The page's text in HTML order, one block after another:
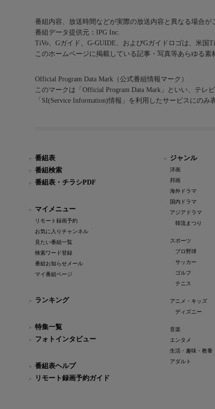
番組内容、放送時間などが実際の放送内容と異なる場合が
番組データ提供元：IPG Inc.
TiVo、Gガイド、G-GUIDE、およびGガイドロゴは、米国
このホームページに掲載している記事・写真等あらゆる素
Official Program Data Mark（公式番組情報マーク）
このマークは「Official Program Data Mark」といい、テレ
「SI(Service Information)情報」を利用したサービスにのみ
番組表
番組検索
番組表・チラシPDF
マイメニュー
リモート録画予約
お気に入りチャンネル
見たい番組一覧
検索ワード登録
番組お知らせメール
マイ番組ページ
ランキング
特集一覧
フォトインタビュー
番組表ヘルプ
リモート録画予約ガイド
ジャンル
洋画
邦画
海外ドラマ
国内ドラマ
アジアドラマ
韓流まつり
スポーツ
プロ野球
サッカー
ゴルフ
テニス
アニメ・キッズ
ディズニー
音楽
エンタメ
生活・趣味・教養
アダルト